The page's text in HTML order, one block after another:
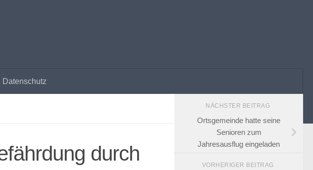
Datenschutz
durch
NÄCHSTER BEITRAG
Ortsgemeinde hatte seine
Senioren zum
Jahresausflug eingeladen
VORHERIGER BEITRAG